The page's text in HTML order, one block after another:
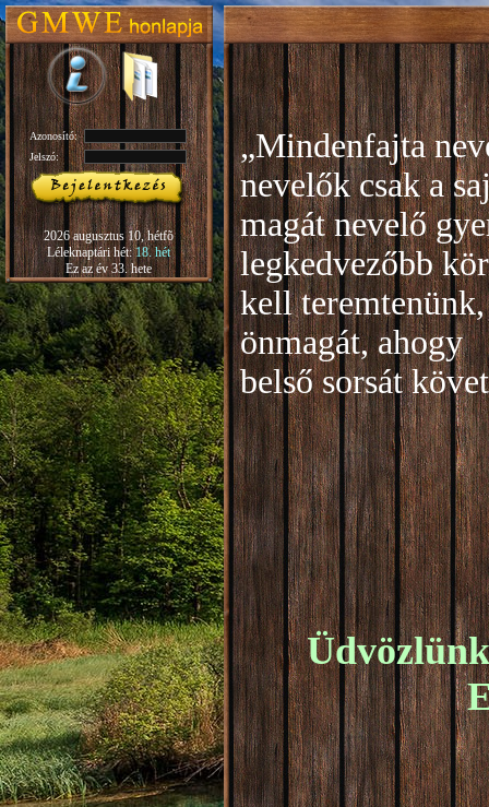
Azonosító:
Jelszó:
2026 augusztus 10, hétfõ
Léleknaptári hét:18. hét
Ez az év 33. hete
„Mindenfajta
nevelők csak a
magát nevelő
legkedvezőbb
kell
önmagát, ahogy
belső sorsát